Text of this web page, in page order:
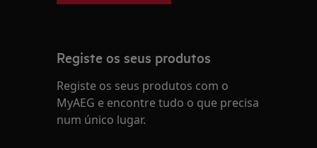
Registe os seus produtos
Registe os seus produtos com o
MyAEG e encontre tudo o que precisa
num único lugar.